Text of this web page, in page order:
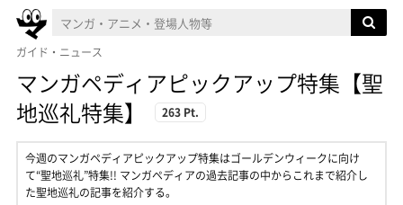
ガイド・ニュース
マンガペディアピックアップ特集【聖
地巡礼特集】
263 Pt.
今週のマンガペディアピックアップ特集はゴールデンウィークに向け
て“聖地巡礼”特集!! マンガペディアの過去記事の中からこれまで紹介し
た聖地巡礼の記事を紹介する。